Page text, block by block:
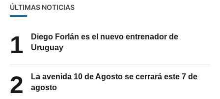
ÚLTIMAS NOTICIAS
1
Diego Forlán es el nuevo entrenador de
Uruguay
2
La avenida 10 de Agosto se cerrará este 7 de
agosto